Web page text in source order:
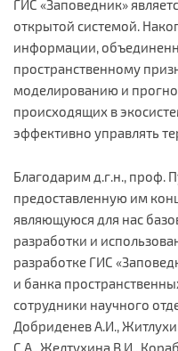
ГИС «Заповедник»
открытой системой.
информации,
пространственному
моделированию и
происходящих в
эффективно управлять
Благодарим д.г.н., проф.
предоставленную им
являющуюся для нас
разработки и
разработке ГИС
и банка
сотрудники научного
Добриденев А.И.,
С.А., Желтухина В.И.,